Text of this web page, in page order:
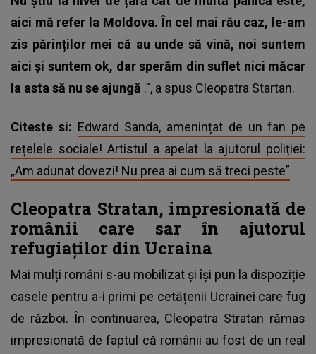
aici mă refer la Moldova. În cel mai rău caz, le-am
zis părinților mei că au unde să vină, noi suntem
aici și suntem ok, dar sperăm din suflet nici măcar
la asta să nu se ajungă .”, a spus Cleopatra Startan.
Citeste si: Edward Sanda, amenințat de un fan pe
rețelele sociale! Artistul a apelat la ajutorul poliției:
„Am adunat dovezi! Nu prea ai cum să treci peste”
Cleopatra Stratan, impresionată de
românii care sar în ajutorul
refugiaților din Ucraina
Mai mulți români s-au mobilizat și își pun la dispoziție
casele pentru a-i primi pe cetățenii Ucrainei care fug
de război. În continuarea, Cleopatra Stratan rămas
impresionată de faptul că românii au fost de un real